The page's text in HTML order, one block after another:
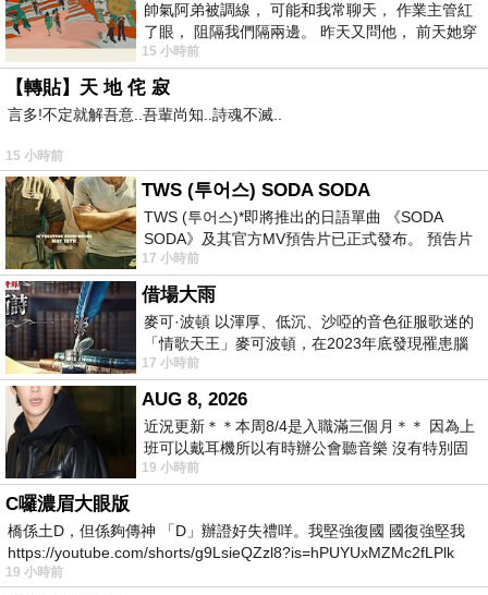
帥氣阿弟被調線， 可能和我常聊天， 作業主管紅
了眼， 阻隔我們隔兩邊。 昨天又問他， 前天她穿
什麼顏色衣服， 不經
15 小時前
【轉貼】天 地 侘 寂
言多!不定就解吾意..吾輩尚知..詩魂不滅..
15 小時前
TWS (투어스) SODA SODA
TWS (투어스)*即將推出的日語單曲 《SODA
SODA》及其官方MV預告片已正式發布。 預告片
一經發布， 就引發了粉絲們對這次夏季回
17 小時前
借場大雨
麥可·波頓 以渾厚、低沉、沙啞的音色征服歌迷的
「情歌天王」麥可波頓，在2023年底發現罹患腦
瘤「祈禱早日康復，一切都好」。
17 小時前
AUG 8, 2026
近況更新＊＊本周8/4是入職滿三個月＊＊ 因為上
班可以戴耳機所以有時辦公會聽音樂 沒有特別固
定哪天但就是一周某一天會固定聽'90
19 小時前
C囉濃眉大眼版
橋係土D，但係夠傳神 「D」辦證好失禮咩。我堅強復國 國復強堅我
https://youtube.com/shorts/g9LsieQZzl8?is=hPUYUxMZMc2fLPlk
19 小時前